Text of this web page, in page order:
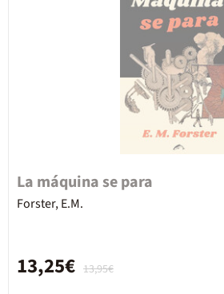
La máquina se para
Forster, E.M.
13,95€
13,25€